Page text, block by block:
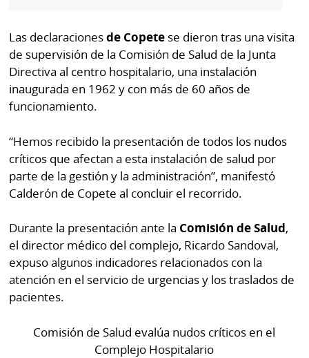
Tiquetes
Cero
KM
Corprensa
Busca
Fácil
⌾
Hoy
por
⌾
Picante
La
Repregunta
⌾
Cual
⌾
Sabrina
Sin
Censura
Las declaracionesde Copete se dieron tras una visita
de supervisión de la Comisión de Salud de la Junta
Directiva al centro hospitalario, una instalación
inaugurada en 1962 y con más de 60 años de
funcionamiento.
“Hemos recibido la presentación de todos los nudos
críticos que afectan a esta instalación de salud por
parte de la gestión y la administración”, manifestó
Calderón de Copete al concluir el recorrido.
Durante la presentación ante la Comisión de Salud,
el director médico del complejo, Ricardo Sandoval,
expuso algunos indicadores relacionados con la
atención en el servicio de urgencias y los traslados de
pacientes.
Comisión de Salud evalúa nudos críticos en el
Complejo Hospitalario